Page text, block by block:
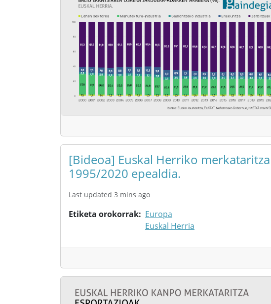
[Bideoa] Euskal Herriko
1995/2020 epealdia.
Last updated 3 mins ago
Etiketa orokorrak
Europa
Euskal Herria